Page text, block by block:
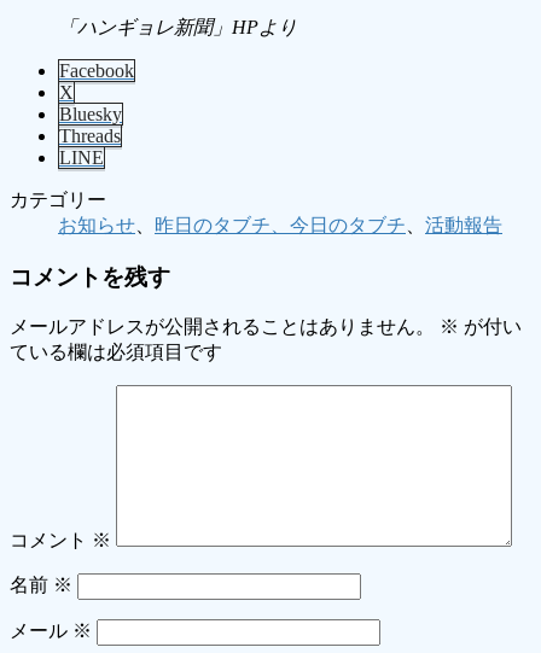
「ハンギョレ新聞」HPより
Facebook
X
Bluesky
Threads
LINE
カテゴリー
お知らせ
昨日のタブチ、今日のタブチ 活動報告
コメントを残す
メールアドレスが公開されることはありません。 ※ が付い
ている欄は必須項目です
コメント ※
名前 ※
メール ※